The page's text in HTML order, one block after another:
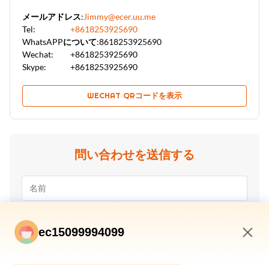
メールアドレス:Jimmy@ecer.uu.me
Tel:
+8618253925690
WhatsAPPについて:8618253925690
Wechat:
+8618253925690
Skype:
+8618253925690
WECHAT QRコードを表示
問い合わせを送信する
ec15099994099